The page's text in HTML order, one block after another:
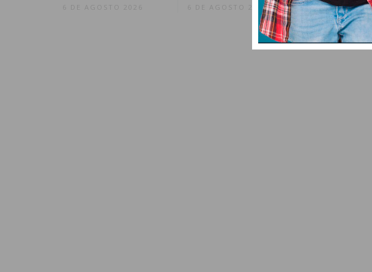
6 DE AGOSTO 2026 6 DE AGOSTO 2026